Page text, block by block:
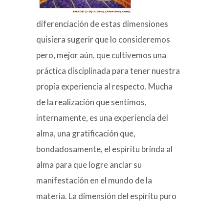
diferenciación de estas dimensiones
quisiera sugerir que lo consideremos
pero, mejor aún, que cultivemos una
práctica disciplinada para tener nuestra
propia experiencia al respecto. Mucha
de la realización que sentimos,
internamente, es una experiencia del
alma, una gratificación que,
bondadosamente, el espíritu brinda al
alma para que logre anclar su
manifestación en el mundo de la
materia. La dimensión del espíritu puro